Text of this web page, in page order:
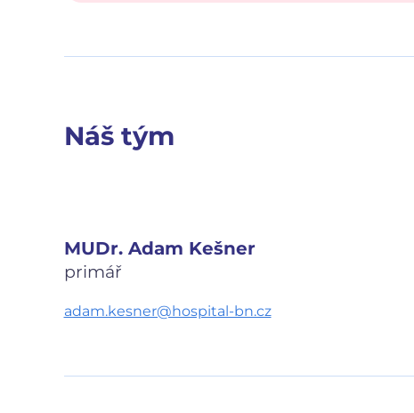
Náš tým
MUDr. Adam Kešner
primář
adam.kesner@hospital-bn.cz